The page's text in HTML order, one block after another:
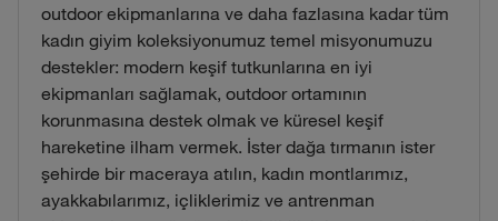
outdoor ekipmanlarına ve daha fazlasına kadar tüm
kadın giyim koleksiyonumuz temel misyonumuzu
destekler: modern keşif tutkunlarına en iyi
ekipmanları sağlamak, outdoor ortamının
korunmasına destek olmak ve küresel keşif
hareketine ilham vermek. İster dağa tırmanın ister
şehirde bir maceraya atılın, kadın montlarımız,
ayakkabılarımız, içliklerimiz ve antrenman